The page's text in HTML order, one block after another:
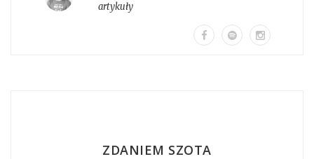
artykuły
ZDANIEM SZOTA